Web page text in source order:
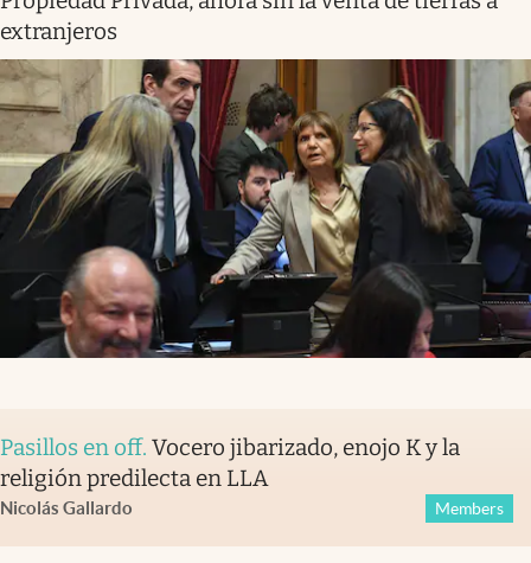
extranjeros
Pasillos en off. Vocero jibarizado, enojo K y la
religión predilecta en LLA
Nicolás Gallardo Members